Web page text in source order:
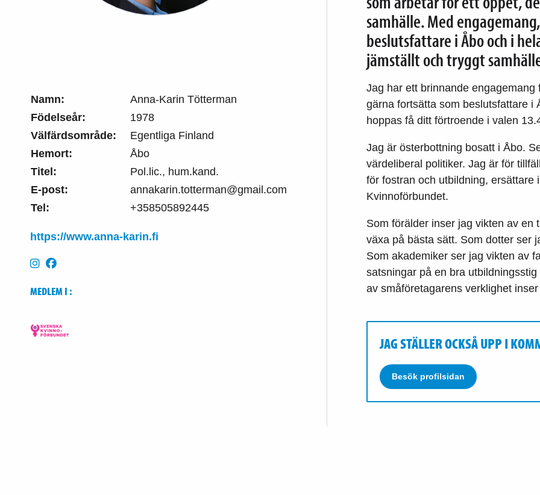
Namn:
Anna-Karin Tötterman
Födelseår:
1978
Välfärdsområde:
Egentliga Finland
Hemort:
Åbo
Titel:
Pol.lic., hum.kand.
E-post:
annakarin.totterman@gmail.com
Tel:
+358505892445
https://www.anna-karin.fi
MEDLEM I :
samhälle. Med
beslutsfattare i Åbo och i
jämställt och tryggt
Jag har ett brinnande
gärna fortsätta som beslutsfattare i
hoppas få ditt förtroende i valen
Jag är österbottning bosatt i Åbo.
värdeliberal politiker. Jag är för
för fostran och utbildning, ersättare
Kvinnoförbundet.
Som förälder inser jag vikten av en
växa på bästa sätt. Som dotter ser
Som akademiker ser jag vikten av
satsningar på en bra
av småföretagarens verklighet
JAG STÄLLER OCKSÅ UPP I
Besök profilsidan